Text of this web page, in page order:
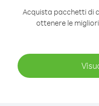
Acquista pacchetti di
ottenere le